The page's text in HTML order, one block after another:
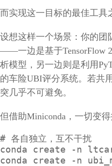
而实现这一目标的最佳工具
设想这样一个场景：你的团
——一边是基于TensorFlow
析模型，另一边则是利用
的车险UBI评分系统。若共
突几乎不可避免。
但借助Miniconda，一切变得
# 各自独立，互不干扰
conda create -n
conda create -n